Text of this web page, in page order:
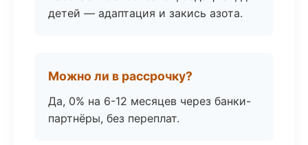
детей — адаптация и закись азота.
Можно ли в рассрочку?
Да, 0% на 6-12 месяцев через банки-
партнёры, без переплат.